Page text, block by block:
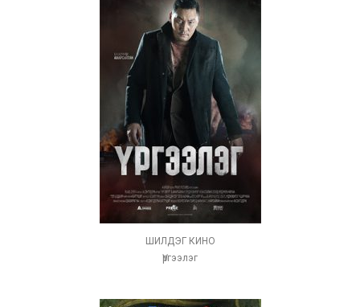
ШИЛДЭГ КИНО
Үргээлэг